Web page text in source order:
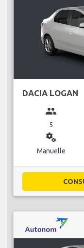
DACIA LOGAN
group
5
miscellaneous_services
Manuelle